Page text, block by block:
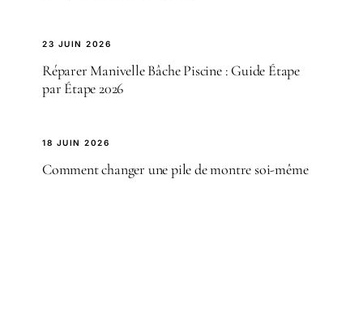
23 JUIN 2026
Réparer Manivelle Bâche Piscine : Guide Étape
par Étape 2026
18 JUIN 2026
Comment changer une pile de montre soi-même